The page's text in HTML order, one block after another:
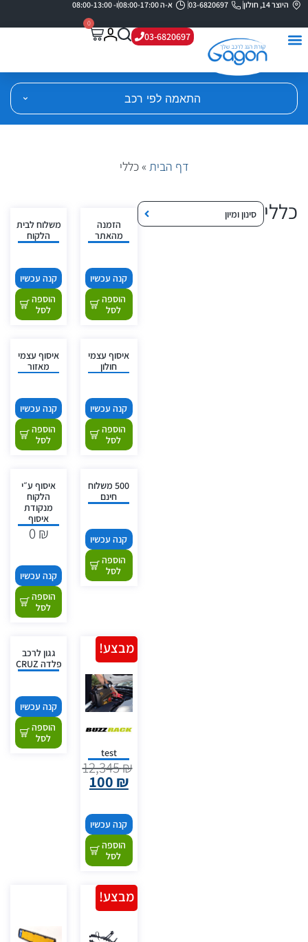
היוצר 14, חולון 03-6820697 א-ה 08:00-17:00 ו- 08:00-13:00
03-6820697
0
התאמה לפי רכב
דף הבית »כללי
כללי
סינון ומיון
הזמנה
מהאתר
קנה עכשיו
הוספה
לסל
משלוח לבית
הלקוח
קנה עכשיו
הוספה
לסל
איסוף עצמי
חולון
קנה עכשיו
הוספה
לסל
איסוף עצמי
מאזור
קנה עכשיו
הוספה
לסל
500 משלוח
חינם
קנה עכשיו
הוספה
לסל
איסוף ע״י
הלקוח
מנקודת
איסוף
0₪
קנה עכשיו
הוספה
לסל
test
12,345₪
100 ₪
קנה עכשיו
הוספה
לסל
מבצע!
גגון לרכב
פלדה CRUZ
קנה עכשיו
הוספה
לסל
מבצע!